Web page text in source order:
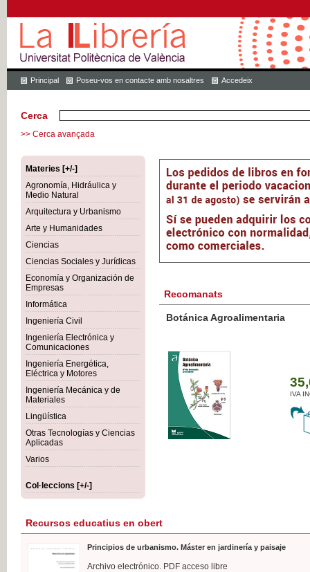
Principal Poseu-vos en contacte amb nosaltres Accedeix
Cerca
>> Cerca avançada
Materies [+/-]
Agronomía, Hidráulica y
Medio Natural
Arquitectura y Urbanismo
Arte y Humanidades
Ciencias
Ciencias Sociales y Jurídicas
Economía y Organización de
Empresas
Informática
Ingeniería Civil
Ingeniería Electrónica y
Comunicaciones
Ingeniería Energética,
Eléctrica y Motores
Ingeniería Mecánica y de
Materiales
Lingüística
Otras Tecnologías y Ciencias
Aplicadas
Varios
Col·leccions [+/-]
Recomanats
Botánica Agroalimentaria
IVA
Recursos educatius en obert
Principios de urbanismo. Máster en jardinería y paisaje
Archivo electrónico. PDF acceso libre